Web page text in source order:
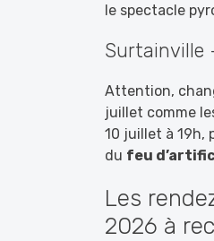
le spectacle
Surtainville
Attention,
juillet comme
10 juillet à 19h,
du feu
Les
2026 à